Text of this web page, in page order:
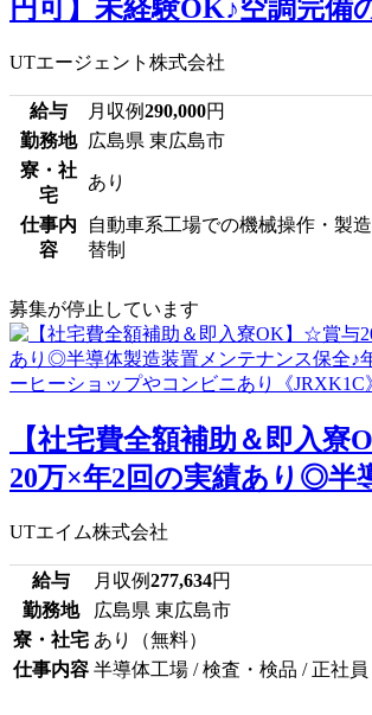
円可】未経験OK♪空調完備
UTエージェント株式会社
給与 月収例290,000円
勤務地
広島県 東広島市
寮・社
宅
あり
仕事内
容
自動車系工場での機械操作・製
替制
募集が停止しています
【社宅費全額補助＆即入
20万×年2回の実績あり◎半
UTエイム株式会社
給与 月収例277,634円
勤務地
広島県 東広島市
寮・社宅 あり（無料）
仕事内容 半導体工場 / 検査・検品 / 正社員